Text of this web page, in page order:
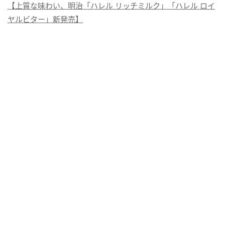
【上質な味わい、明治「ハレル リッチミルク」「ハレル ロイ
ヤルビター」新発売】